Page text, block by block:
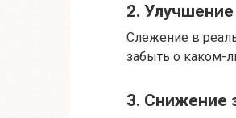
2.
Слежение в
забыть о каком-
3. Снижение